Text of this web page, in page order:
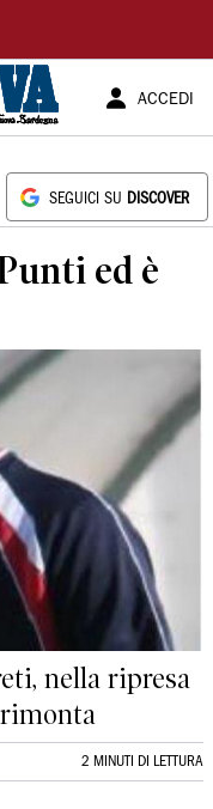
ACCEDI
SEGUICI SU DISCOVER
ed è
nella ripresa
2 MINUTI DI LETTURA